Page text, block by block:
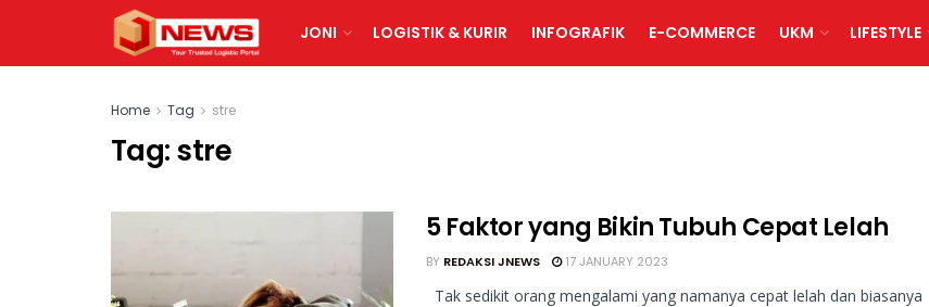
JONI LOGISTIK & KURIR INFOGRAFIK E-COMMERCE UKM LIFESTYLE
Home Tag stre
Tag:stre
5 Faktor yang Bikin Tubuh Cepat Lelah
BY REDAKSI JNEWS 17 JANUARY 2023
Tak sedikit orang mengalami yang namanya cepat lelah dan biasanya